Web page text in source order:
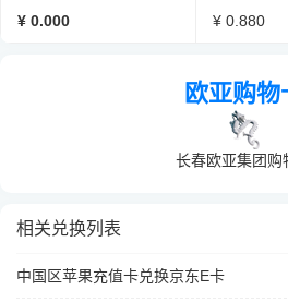
¥ 0.000 ¥ 0.880
欧亚购物
长春欧亚集团购
相关兑换列表
中国区苹果充值卡兑换京东E卡